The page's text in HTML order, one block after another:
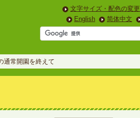
文字サイズ・配色の変更
English
简体中文
通常開園を終えて